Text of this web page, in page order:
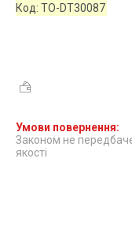
Код:TO-DT30087
Законом не
якості